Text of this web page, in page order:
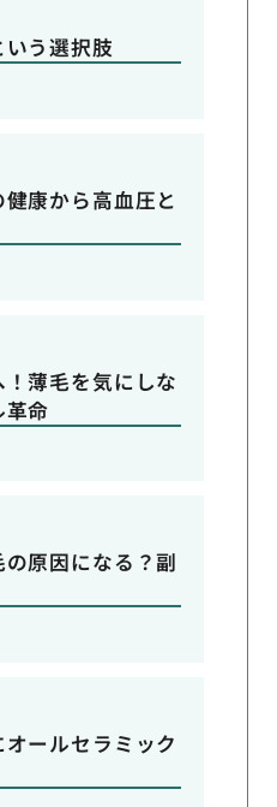
う選択肢
康から高血圧と
薄毛を気にしな
革命
原因になる？副
ールセラミック